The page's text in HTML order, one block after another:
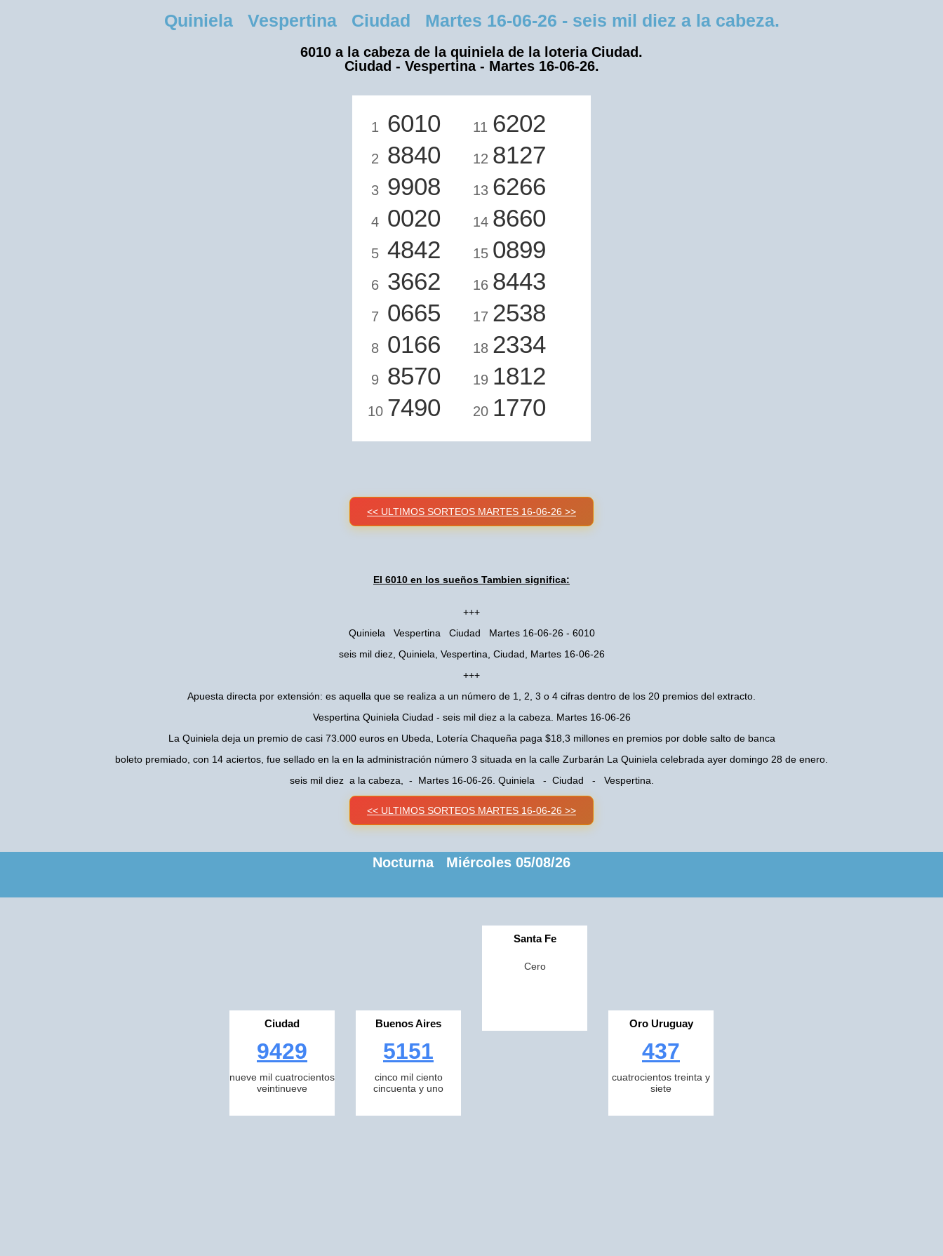
Quiniela Vespertina Ciudad Martes 16-06-26 - seis mil diez a la cabeza.
6010 a la cabeza de la quiniela de la loteria Ciudad.
Ciudad - Vespertina - Martes 16-06-26.
1 6010
2 8840
3 9908
4 0020
5 4842
6 3662
7 0665
8 0166
9 8570
10 7490
11 6202
12 8127
13 6266
14 8660
15 0899
16 8443
17 2538
18 2334
19 1812
20 1770
<< ULTIMOS SORTEOS MARTES 16-06-26 >>
El 6010 en los sueños Tambien significa:
+++
Quiniela Vespertina Ciudad Martes 16-06-26 - 6010
seis mil diez, Quiniela, Vespertina, Ciudad, Martes 16-06-26
+++
Apuesta directa por extensión: es aquella que se realiza a un número de 1, 2, 3 o 4 cifras dentro de los 20 premios del extracto.
Vespertina Quiniela Ciudad - seis mil diez a la cabeza. Martes 16-06-26
La Quiniela deja un premio de casi 73.000 euros en Ubeda, Lotería Chaqueña paga $18,3 millones en premios por doble salto de banca
boleto premiado, con 14 aciertos, fue sellado en la en la administración número 3 situada en la calle Zurbarán La Quiniela celebrada ayer domingo 28 de enero.
seis mil diez a la cabeza, - Martes 16-06-26. Quiniela - Ciudad - Vespertina.
<< ULTIMOS SORTEOS MARTES 16-06-26 >>
Nocturna Miércoles 05/08/26
Ciudad
9429
nueve mil cuatrocientos
veintinueve
Buenos Aires
5151
cinco mil ciento
cincuenta y uno
Santa Fe
Cero
Oro Uruguay
437
cuatrocientos treinta y
siete